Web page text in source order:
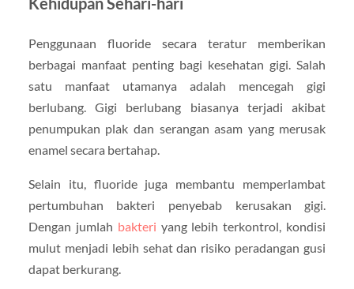
Penggunaan fluoride secara teratur memberikan
berbagai manfaat penting bagi kesehatan gigi. Salah
satu manfaat utamanya adalah mencegah gigi
berlubang. Gigi berlubang biasanya terjadi akibat
penumpukan plak dan serangan asam yang merusak
enamel secara bertahap.
Selain itu, fluoride juga membantu memperlambat
pertumbuhan bakteri penyebab kerusakan gigi.
Dengan jumlah bakteri yang lebih terkontrol, kondisi
mulut menjadi lebih sehat dan risiko peradangan gusi
dapat berkurang.